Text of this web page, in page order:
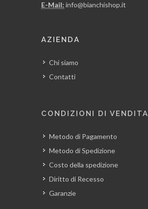
E-Mail: info@bianchishop.it
AZIENDA
Chi siamo
Contatti
CONDIZIONI DI VENDITA
Metodo di Pagamento
Metodo di Spedizione
Costo della spedizione
Diritto di Recesso
Garanzie